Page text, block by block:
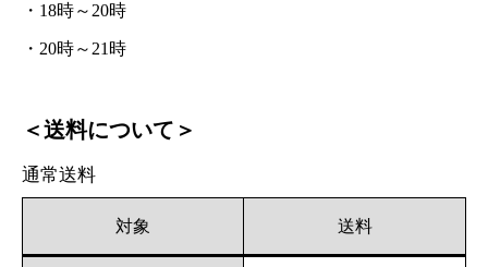
・18時～20時
・20時～21時
＜送料について＞
通常送料
対象 送料